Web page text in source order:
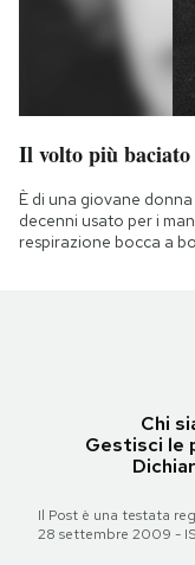
Il volto più
È di una giovane
decenni usato per i
respirazione bocca a
Chi
Gestisci le
Il Post è una testata
28 settembre 2009 -